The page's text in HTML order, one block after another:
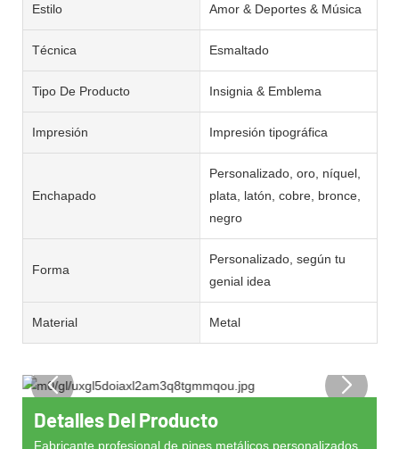
Estilo Amor & Deportes & Música
Técnica Esmaltado
Tipo De Producto Insignia & Emblema
Impresión Impresión tipográfica
Enchapado
Personalizado, oro, níquel,
plata, latón, cobre, bronce,
negro
Forma
Personalizado, según tu
genial idea
Material Metal
Detalles Del Producto
Fabricante profesional de pines metálicos personalizados